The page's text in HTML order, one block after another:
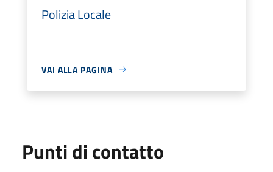
Polizia Locale
VAI ALLA PAGINA
Punti di contatto